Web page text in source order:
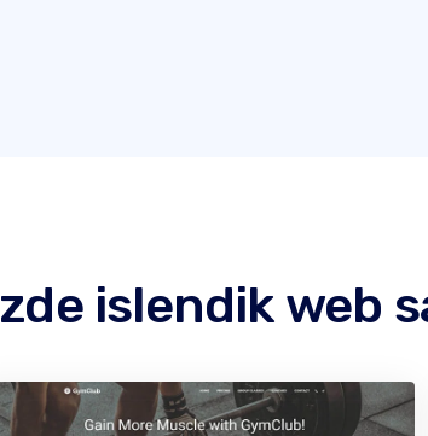
islendik web